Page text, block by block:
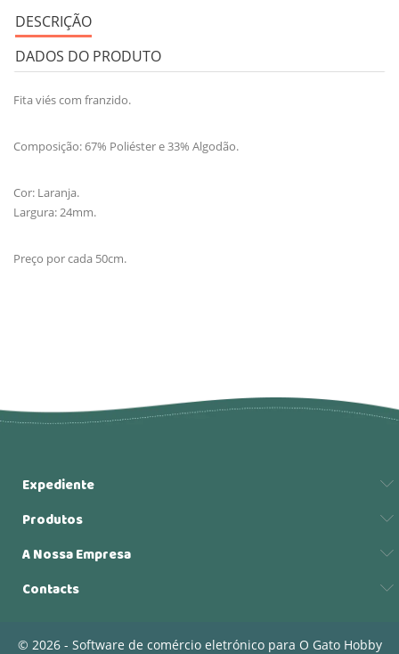
DESCRIÇÃO
DADOS DO PRODUTO
Fita viés com franzido.
Composição: 67% Poliéster e 33% Algodão.
Cor: Laranja.
Largura: 24mm.
Preço por cada 50cm.
Expediente
Produtos
A Nossa Empresa
Contacts
© 2026 - Software de comércio eletrónico para O Gato Hobby